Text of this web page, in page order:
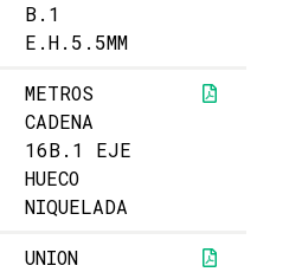
B.1
E.H.5.5MM
METROS
CADENA
16B.1 EJE
HUECO
NIQUELADA
UNION